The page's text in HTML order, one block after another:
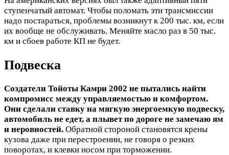
ступенчатый автомат. Чтобы поломать эти трансмиссии
надо постараться, проблемы возникнут к 200 тыс. км, если
их вообще не обслуживать. Меняйте масло раз в 50 тыс.
км и сбоев работе КП не будет.
Подвеска
Создатели Тойоты Камри 2002 не пытались найти
компромисс между управляемостью и комфортом.
Они сделали ставку на мягкую энергоемкую подвеску,
автомобиль не едет, а плывет по дороге не замечаю ям
и неровностей. Обратной стороной становятся крены
кузова даже при перестроении, не говоря о резких
поворотах, и клевки носом при торможении.